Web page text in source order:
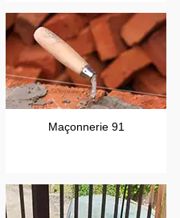
Maçonnerie 91